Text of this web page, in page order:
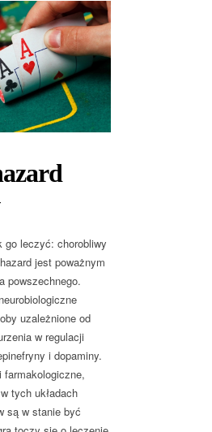
go leczyć: chorobliwy
jest poważnym
powszechnego.
uzależnione od
w regulacji
i dopaminy.
farmakologiczne,
tych układach
są w stanie być